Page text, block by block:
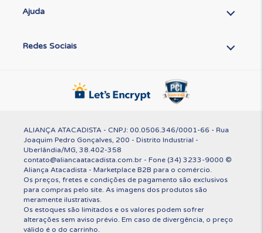
Ajuda
Redes Sociais
ALIANÇA ATACADISTA - CNPJ: 00.0506.346/0001-66 - Rua
Joaquim Pedro Gonçalves, 200 - Distrito Industrial -
Uberlândia/MG, 38.402-358
contato@aliancaatacadista.com.br - Fone (34) 3233-9000 ©
Aliança Atacadista - Marketplace B2B para o comércio.
Os preços, fretes e condições de pagamento são exclusivos
para compras pelo site. As imagens dos produtos são
meramente ilustrativas.
Os estoques são limitados e os valores podem sofrer
alterações sem aviso prévio. Em caso de divergência, o preço
válido é o do carrinho.